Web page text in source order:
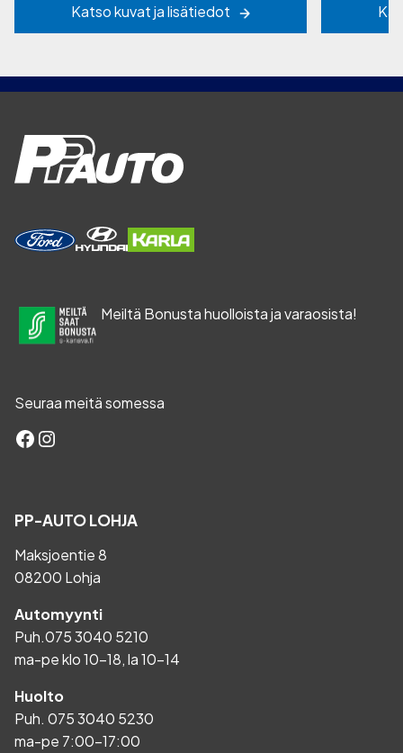
Katso kuvat ja lisätiedot
Meiltä Bonusta huolloista ja varaosista!
Seuraa meitä somessa
Facebook
Instagram
PP-AUTO LOHJA
Maksjoentie 8
08200 Lohja
Automyynti
Puh.075 3040 5210
ma-pe klo 10-18, la 10-14
Huolto
Puh. 075 3040 5230
ma-pe 7:00-17:00